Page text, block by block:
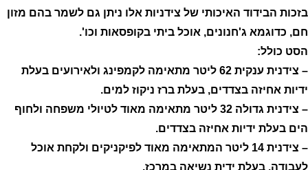
בזכות הבידוד האיכותי של צידניות אלו ניתן גם לשמר בהם מזון
חם, כדוגמא ג'חנונים, אוכל ביתי בקופסאות וכו'.
הסט כולל:
– צידנית ענקית 62 ליטר מתאימה לקמפינג ולאירועים בעלת
ידיות אחיזה בצדדים, בעלת ברז ניקוז למים.
– צידנית גדולה 32 ליטר מתאימה מאוד לטיולי משפחה ולחוף
הים בעלת ידיות אחיזה בצדדים.
– צידנית 14 ליטר המתאימה מאוד לפיקניקים ולקחת אוכל
לעבודה, בעלת ידית נשיאה במרכז.